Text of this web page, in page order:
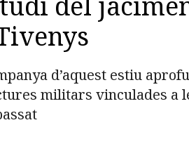
d’aquest estiu
militars vinculades a